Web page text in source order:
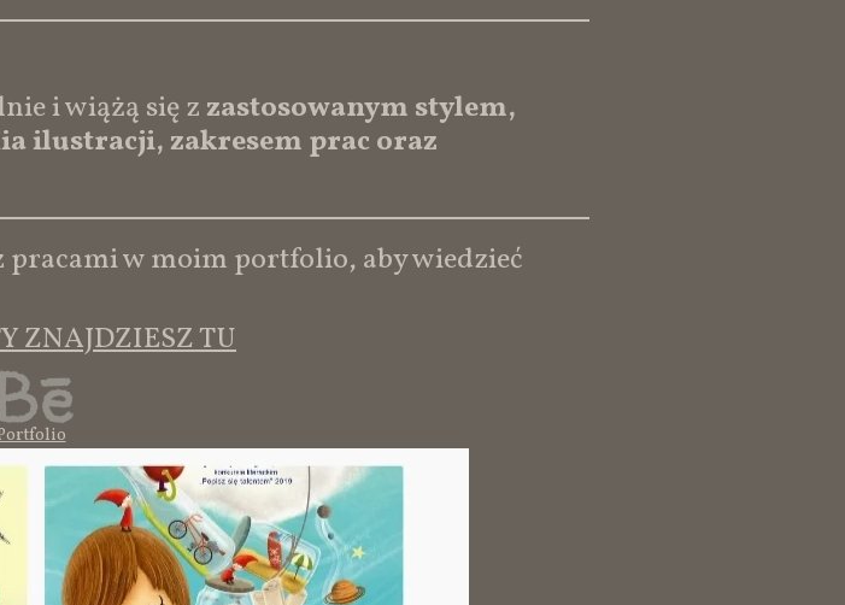
i wiążą się z zastosowanym stylem,
ilustracji, zakresem prac oraz
w moim portfolio, aby wiedzieć
ZNAJDZIESZ TU